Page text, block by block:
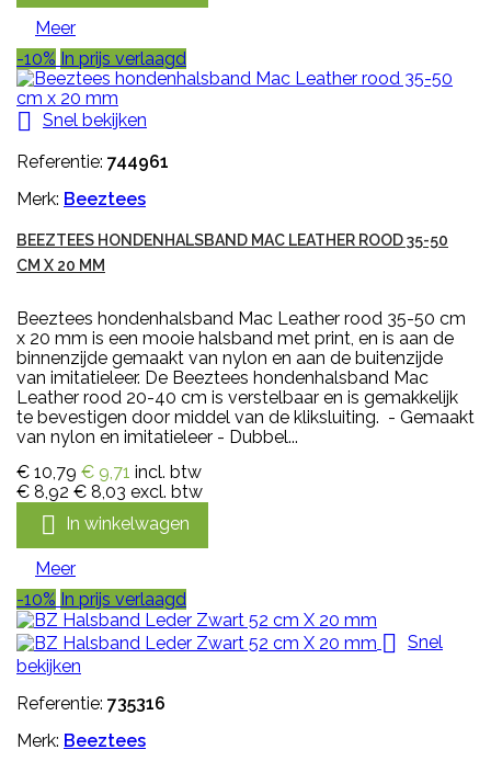
Meer
-10% In prijs verlaagd
 Snel bekijken
Referentie: 744961
Merk: Beeztees
BEEZTEES HONDENHALSBAND MAC LEATHER ROOD 35-50
CM X 20 MM
Beeztees hondenhalsband Mac Leather rood 35-50 cm
x 20 mm is een mooie halsband met print, en is aan de
binnenzijde gemaakt van nylon en aan de buitenzijde
van imitatieleer. De Beeztees hondenhalsband Mac
Leather rood 20-40 cm is verstelbaar en is gemakkelijk
te bevestigen door middel van de kliksluiting. - Gemaakt
van nylon en imitatieleer - Dubbel...
€ 10,79 € 9,71 incl. btw
€ 8,92 € 8,03 excl. btw
 In winkelwagen
Meer
-10% In prijs verlaagd
 Snel
bekijken
Referentie: 735316
Merk: Beeztees